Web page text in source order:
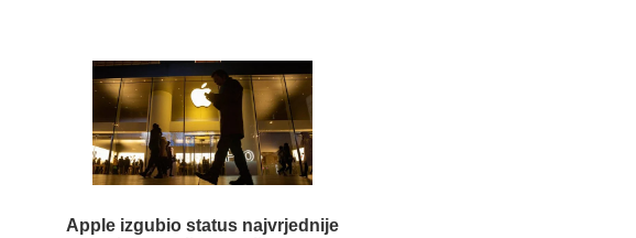
Apple izgubio status najvrjednije